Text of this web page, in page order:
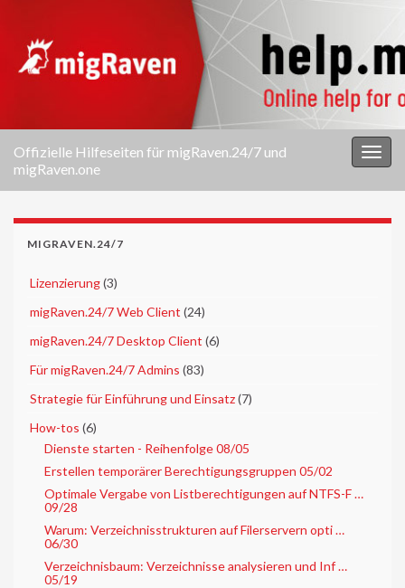
Offizielle Hilfeseiten für migRaven.24/7 und
migRaven.one
MIGRAVEN.24/7
Lizenzierung(3)
migRaven.24/7 Web Client (24)
migRaven.24/7 Desktop Client (6)
Für migRaven.24/7 Admins (83)
Strategie für Einführung und Einsatz(7)
How-tos (6)
Dienste starten - Reihenfolge 08/05
Erstellen temporärer Berechtigungsgruppen 05/02
Optimale Vergabe von Listberechtigungen auf NTFS-F …
09/28
Warum: Verzeichnisstrukturen auf Filerservern opti …
06/30
Verzeichnisbaum: Verzeichnisse analysieren und Inf …
05/19